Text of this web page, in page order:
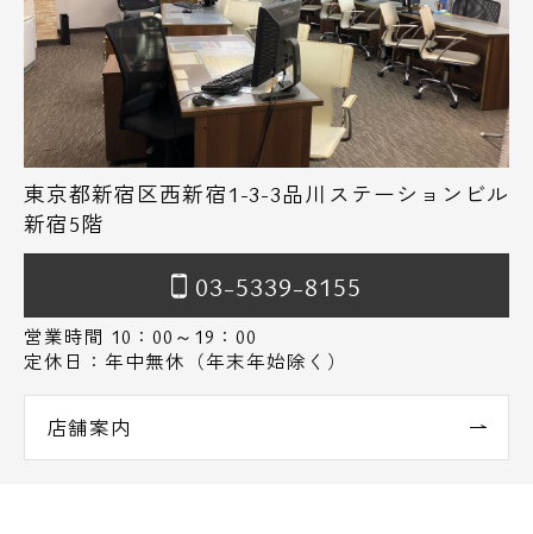
東京都新宿区西新宿1-3-3品川ステーションビル
新宿5階
03-5339-8155
営業時間 10：00～19：00
定休日：年中無休（年末年始除く）
店舗案内